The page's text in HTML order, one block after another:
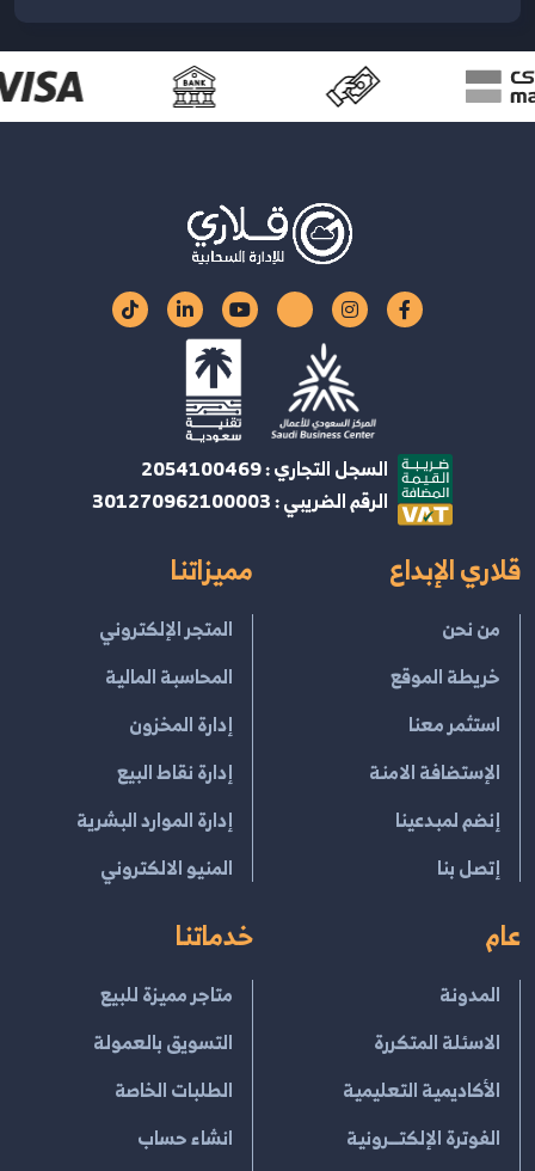
السجل التجاري : 2054100469
الرقم الضريبي : 301270962100003
قلاري الإبداع
من نحن
خريطة الموقع
استثمر معنا
الإستضافة الامنة
إنضم لمبدعينا
إتصل بنا
مميزاتنا
المتجر الإلكتروني
المحاسبة المالية
إدارة المخزون
إدارة نقاط البيع
إدارة الموارد البشرية
المنيو الالكتروني
عام
المدونة
الاسئلة المتكررة
الأكاديمية التعليمية
الفوترة الإلكتــرونية
خدماتنا
متاجر مميزة للبيع
التسويق بالعمولة
الطلبات الخاصة
انشاء حساب